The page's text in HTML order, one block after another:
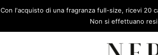
Con l'acquisto di una fragranza full-size, ricevi 20
Non si effettuano